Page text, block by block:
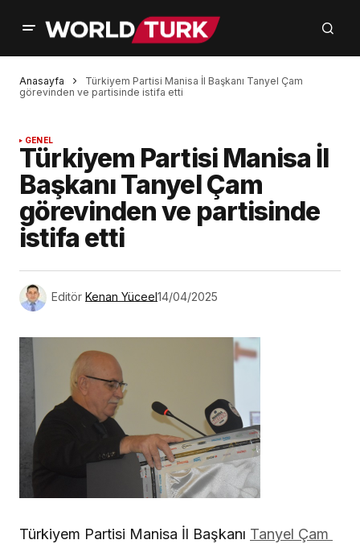
Anasayfa
Türkiyem Partisi Manisa İl Başkanı Tanyel Çam
görevinden ve partisinde istifa etti
GENEL
Türkiyem Partisi Manisa İl
Başkanı Tanyel Çam
görevinden ve partisinde
istifa etti
Editör Kenan Yüceel14/04/2025
Türkiyem Partisi Manisa İl Başkanı Tanyel Çam